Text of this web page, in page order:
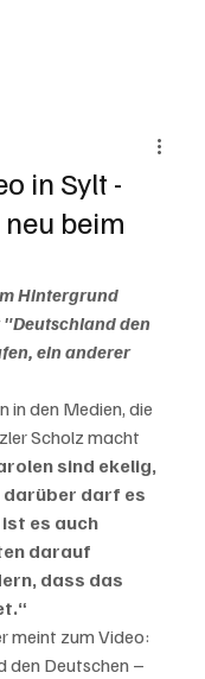
in Sylt -
beim
Hintergrund
"Deutschland den
ein anderer
in den Medien, die
Scholz macht
sind ekelig,
darüber darf es
es auch
darauf
dass das
meint zum Video:
den Deutschen –